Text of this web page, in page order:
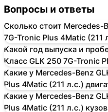
Вопросы и ответы
Сколько стоит Mercedes-
7G-Tronic Plus 4Matic (211
Какой год выпуска и
Класс GLK 250 7G-Tronic
Какие у Mercedes-Benz
Plus 4Matic (211 л.с.)
Какие у Mercedes-Benz
Plus 4Matic (211 л.с.)